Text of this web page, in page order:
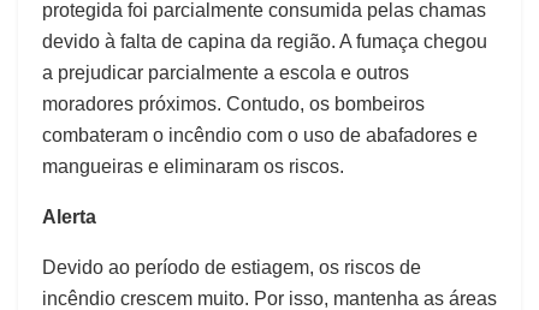
protegida foi parcialmente consumida pelas chamas
devido à falta de capina da região. A fumaça chegou
a prejudicar parcialmente a escola e outros
moradores próximos. Contudo, os bombeiros
combateram o incêndio com o uso de abafadores e
mangueiras e eliminaram os riscos.
Alerta
Devido ao período de estiagem, os riscos de
incêndio crescem muito. Por isso, mantenha as áreas